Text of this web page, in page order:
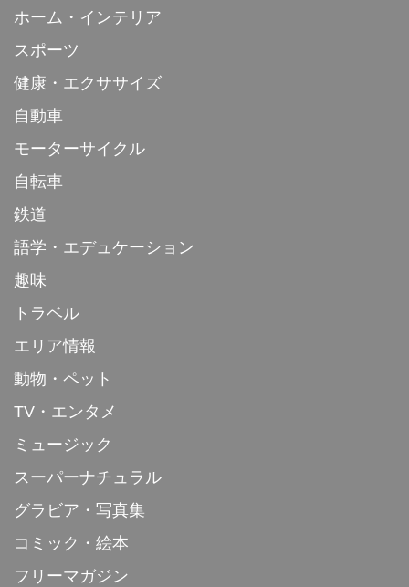
ホーム・インテリア
スポーツ
健康・エクササイズ
自動車
モーターサイクル
自転車
鉄道
語学・エデュケーション
趣味
トラベル
エリア情報
動物・ペット
TV・エンタメ
ミュージック
スーパーナチュラル
グラビア・写真集
コミック・絵本
フリーマガジン